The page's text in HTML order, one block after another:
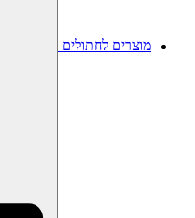
מוצרים לחתולים